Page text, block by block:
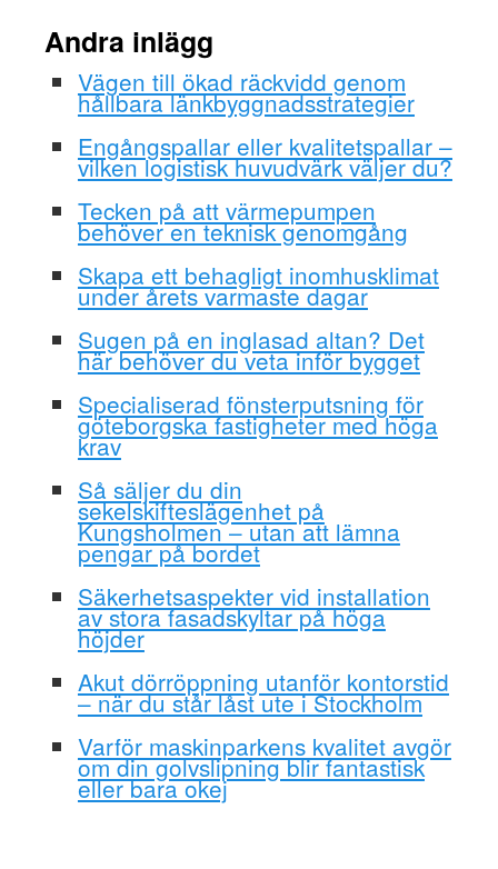
Andra inlägg
Vägen till ökad räckvidd genom
hållbara länkbyggnadsstrategier
Engångspallar eller kvalitetspallar –
vilken logistisk huvudvärk väljer du?
Tecken på att värmepumpen
behöver en teknisk genomgång
Skapa ett behagligt inomhusklimat
under årets varmaste dagar
Sugen på en inglasad altan? Det
här behöver du veta inför bygget
Specialiserad fönsterputsning för
göteborgska fastigheter med höga
krav
Så säljer du din
sekelskifteslägenhet på
Kungsholmen – utan att lämna
pengar på bordet
Säkerhetsaspekter vid installation
av stora fasadskyltar på höga
höjder
Akut dörröppning utanför kontorstid
– när du står låst ute i Stockholm
Varför maskinparkens kvalitet avgör
om din golvslipning blir fantastisk
eller bara okej